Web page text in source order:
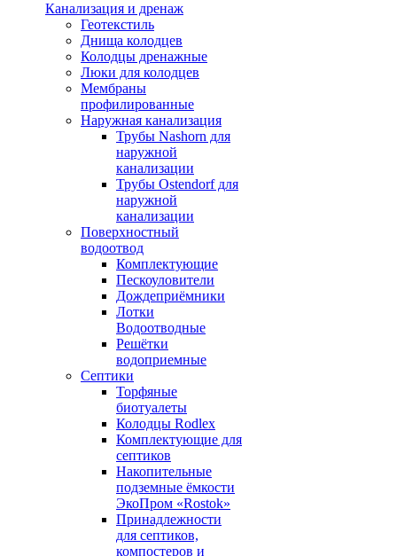
Канализация и дренаж
Геотекстиль
Днища колодцев
Колодцы дренажные
Люки для колодцев
Мембраны
профилированные
Наружная канализация
Трубы Nashorn для
наружной
канализации
Трубы Ostendorf для
наружной
канализации
Поверхностный
водоотвод
Комплектующие
Пескоуловители
Дождеприёмники
Лотки
Водоотводные
Решётки
водоприемные
Септики
Торфяные
биотуалеты
Колодцы Rodlex
Комплектующие для
септиков
Накопительные
подземные ёмкости
ЭкоПром «Rostok»
Принадлежности
для септиков,
компостеров и